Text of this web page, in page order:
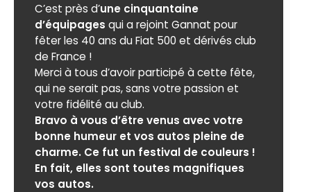
C’est près d’une cinquantaine
d’équipages qui a rejoint Gannat pour
fêter les 40 ans du Fiat 500 et dérivés club
de France !
Merci à tous d’avoir participé à cette fête,
qui ne serait pas, sans votre passion et
votre fidélité au club.
Bravo à vous d’être venus avec votre
bonne humeur et vos autos pleine de
charme. Ce fut un festival de couleurs !
En fait, elles sont toutes magnifiques
vos autos.